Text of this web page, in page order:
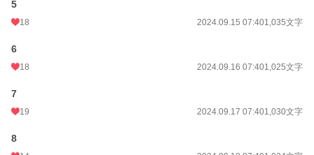
5
18 2024.09.15 07:401,035文字
6
18 2024.09.16 07:401,025文字
7
19 2024.09.17 07:401,030文字
8